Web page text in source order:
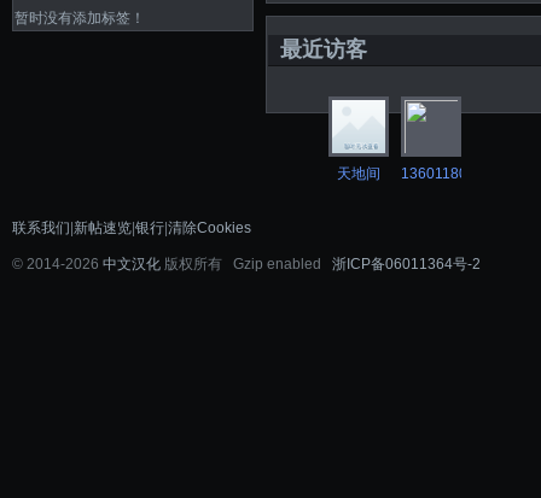
暂时没有添加标签！
最近访客
天地间
13601180052
联系我们 新帖速览 银行 清除Cookies
© 2014-2026 中文汉化 版权所有 Gzip enabled 浙ICP备06011364号-2